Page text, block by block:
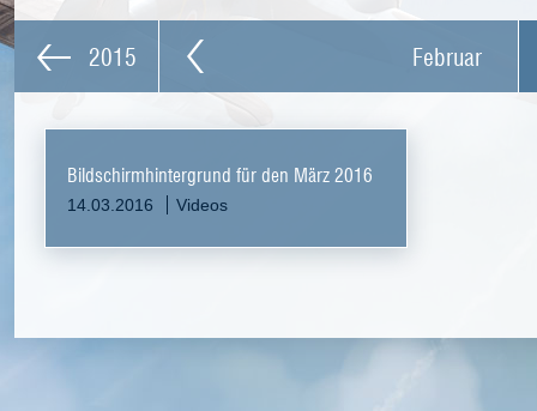
2015 Februar
Bildschirmhintergrund für den März 2016
14.03.2016 Videos